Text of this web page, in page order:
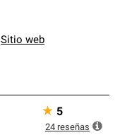
Sitio web
★ 5
24 reseñas